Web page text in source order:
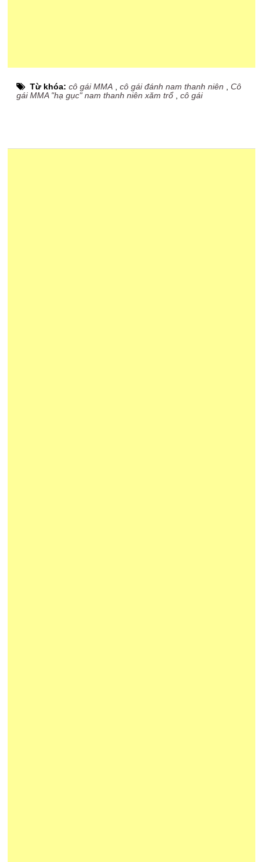
Từ khóa:cô gái MMA ,cô gái đánh nam thanh niên ,Cô
gái MMA "hạ gục" nam thanh niên xăm trổ,cô gái